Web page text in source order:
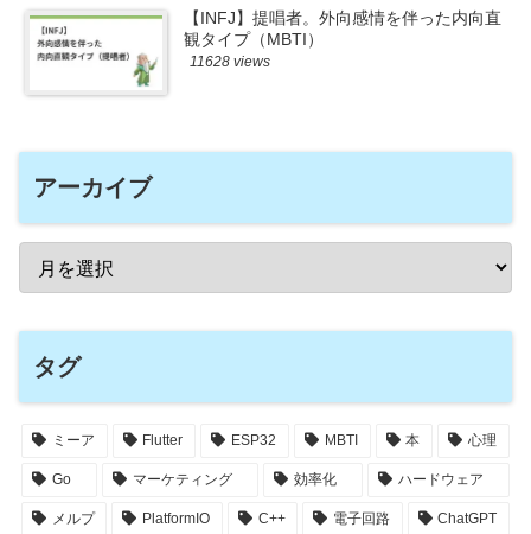
【INFJ】提唱者。外向感情を伴った内向直
観タイプ（MBTI）
11628 views
アーカイブ
タグ
ミーア Flutter ESP32 MBTI 本 心理
Go マーケティング 効率化 ハードウェア
メルプ PlatformIO C++ 電子回路 ChatGPT